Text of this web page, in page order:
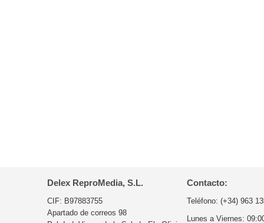
Delex ReproMedia, S.L.
CIF: B97883755
Apartado de correos 98
Contacto:
Teléfono: (+34) 963
Lunes a Viernes: